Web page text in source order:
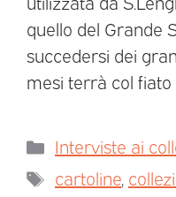
quello del Grande
succedersi dei
mesi terrà col fiato
Interviste ai
cartoline,